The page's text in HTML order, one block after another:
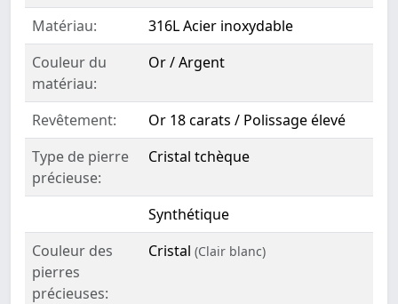
Matériau:
316L Acier inoxydable
Couleur du
matériau:
Or / Argent
Revêtement:
Or 18 carats / Polissage élevé
Type de pierre
précieuse:
Cristal tchèque
Synthétique
Couleur des
pierres
précieuses:
Cristal (Clair blanc)